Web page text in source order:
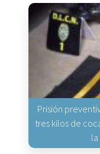
Prisión
tres kilos de